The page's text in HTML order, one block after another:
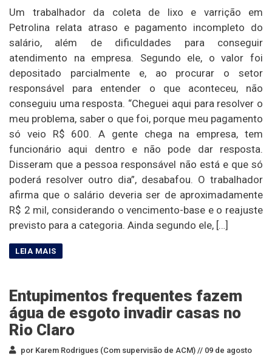
Um trabalhador da coleta de lixo e varrição em
Petrolina relata atraso e pagamento incompleto do
salário, além de dificuldades para conseguir
atendimento na empresa. Segundo ele, o valor foi
depositado parcialmente e, ao procurar o setor
responsável para entender o que aconteceu, não
conseguiu uma resposta. “Cheguei aqui para resolver o
meu problema, saber o que foi, porque meu pagamento
só veio R$ 600. A gente chega na empresa, tem
funcionário aqui dentro e não pode dar resposta.
Disseram que a pessoa responsável não está e que só
poderá resolver outro dia”, desabafou. O trabalhador
afirma que o salário deveria ser de aproximadamente
R$ 2 mil, considerando o vencimento-base e o reajuste
previsto para a categoria. Ainda segundo ele, […]
Entupimentos frequentes fazem
água de esgoto invadir casas no
Rio Claro
por Karem Rodrigues (Com supervisão de ACM) // 09 de agosto